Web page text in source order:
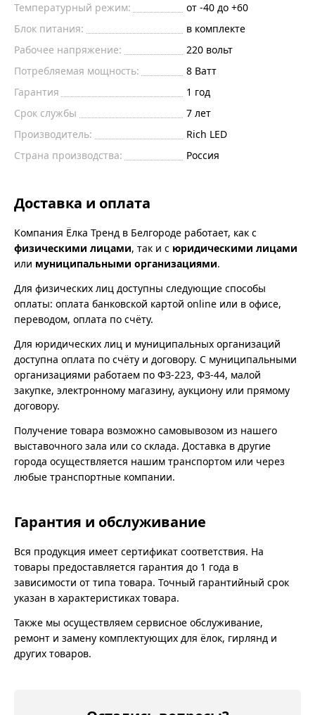
Температурный режим:
от -40 до +60
Блок питания:
в комплекте
Рабочее напряжение:
220 вольт
Потребляемая мощность:
8 Ватт
Гарантия
1 год
Срок службы
7 лет
Производитель:
Rich LED
Страна производства:
Россия
Доставка и оплата
Компания Ёлка Тренд в Белгороде работает, как с
физическими лицами, так и с юридическими лицами
или муниципальными организациями.
Для физических лиц доступны следующие способы
оплаты: оплата банковской картой online или в офисе,
переводом, оплата по счёту.
Для юридических лиц и муниципальных организаций
доступна оплата по счёту и договору. С муниципальными
организациями работаем по ФЗ-223, ФЗ-44, малой
закупке, электронному магазину, аукциону или прямому
договору.
Получение товара возможно самовывозом из нашего
выставочного зала или со склада. Доставка в другие
города осуществляется нашим транспортом или через
любые транспортные компании.
Гарантия и обслуживание
Вся продукция имеет сертификат соответствия. На
товары предоставляется гарантия до 1 года в
зависимости от типа товара. Точный гарантийный срок
указан в характеристиках товара.
Также мы осуществляем сервисное обслуживание,
ремонт и замену комплектующих для ёлок, гирлянд и
других товаров.